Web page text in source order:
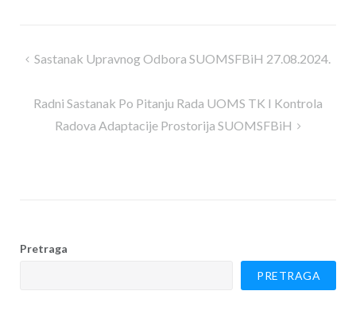
Navigacija
Sastanak Upravnog Odbora SUOMSFBiH 27.08.2024.
Radni Sastanak Po Pitanju Rada UOMS TK I Kontrola
Radova Adaptacije Prostorija SUOMSFBiH
Pretraga
PRETRAGA